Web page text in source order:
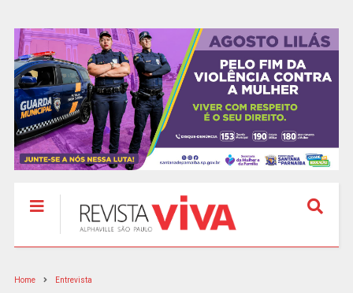
Home Entrevista